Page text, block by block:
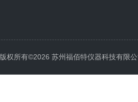
版权所有©2026 苏州福佰特仪器科技有限